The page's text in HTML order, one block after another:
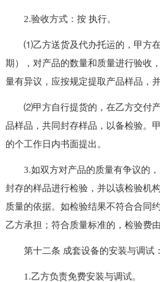
2.验收方式：按 执行。
⑴乙方送货及代办托运的，甲方在
期），对产品的数量和质量进行验收
量有异议，应按规定提取产品样品，
⑵甲方自行提货的，在乙方交付产
品样品，共同封存样品，以备检验。
的个工作日内书面提出。
3.如双方对产品的质量有争议的，
封存的样品进行检验，并以该检验机
质量的依据。如检验结果不符合合同
乙方承担；符合质量标准的，检验费
第十二条 成套设备的安装与调试：
1.乙方负责免费安装与调试。